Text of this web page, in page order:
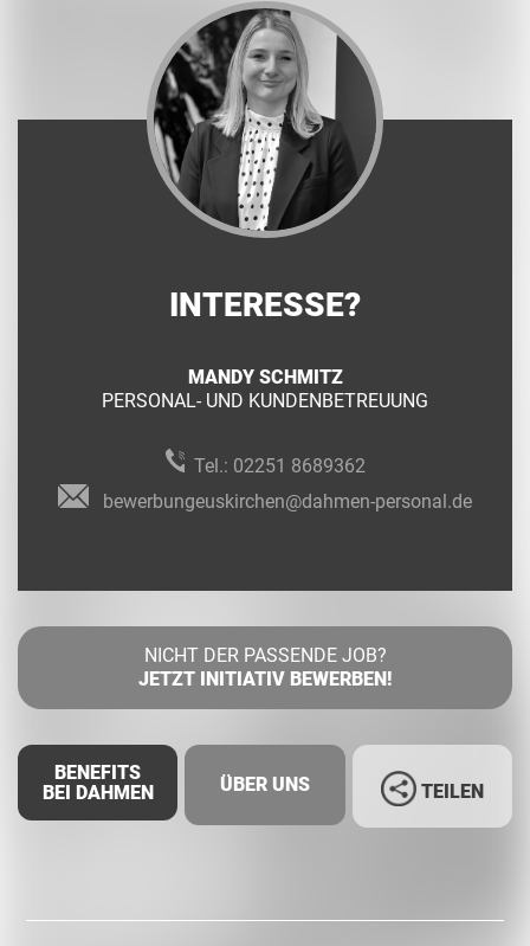
INTERESSE?
MANDY SCHMITZ
PERSONAL- UND KUNDENBETREUUNG
Tel.: 02251 8689362
bewerbungeuskirchen@dahmen-personal.de
NICHT DER PASSENDE JOB?
JETZT INITIATIV BEWERBEN!
BENEFITS
BEI DAHMEN
ÜBER UNS TEILEN